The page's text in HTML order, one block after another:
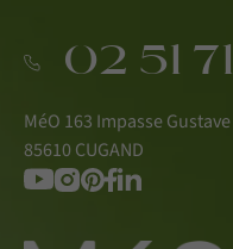
02 51
MéO 163 Impasse
85610 CUGAND